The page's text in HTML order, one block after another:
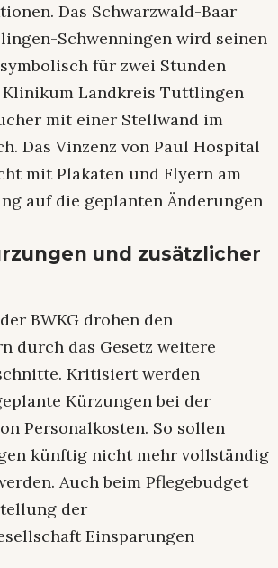
Das Schwarzwald-Baar
Schwenningen wird seinen
für zwei Stunden
Klinikum Landkreis Tuttlingen
mit einer Stellwand im
Das Vinzenz von Paul Hospital
mit Plakaten und Flyern am
auf die geplanten Änderungen
und zusätzlicher
BWKG drohen den
durch das Gesetz weitere
Kritisiert werden
Kürzungen bei der
Personalkosten. So sollen
künftig nicht mehr vollständig
Auch beim Pflegebudget
der
Einsparungen